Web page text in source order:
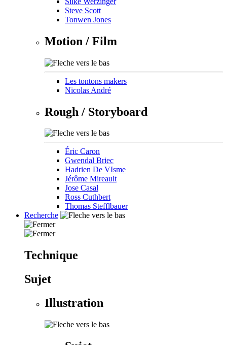
Steve Scott
Tonwen Jones
Motion / Film
Les tontons makers
Nicolas André
Rough / Storyboard
Éric Caron
Gwendal Briec
Hadrien De VIsme
Jérôme Mireault
Jose Casal
Ross Cuthbert
Thomas Stefflbauer
Recherche
Technique
Sujet
Illustration